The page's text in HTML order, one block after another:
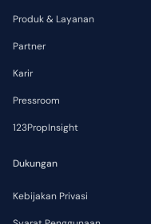
Produk & Layanan
Partner
Karir
Pressroom
123PropInsight
Dukungan
Kebijakan Privasi